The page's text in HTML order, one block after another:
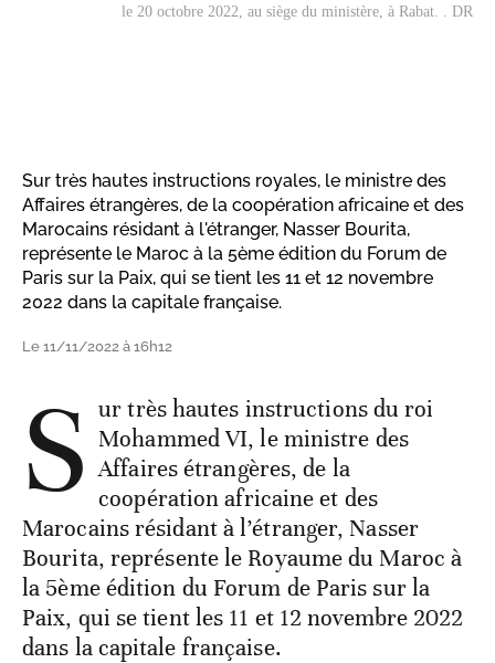
le 20 octobre 2022, au siège du ministère, à Rabat. . DR
Sur très hautes instructions royales, le ministre des
Affaires étrangères, de la coopération africaine et des
Marocains résidant à l'étranger, Nasser Bourita,
représente le Maroc à la 5ème édition du Forum de
Paris sur la Paix, qui se tient les 11 et 12 novembre
2022 dans la capitale française.
Le 11/11/2022 à 16h12
S ur très hautes instructions du roi
Mohammed VI, le ministre des
Affaires étrangères, de la
coopération africaine et des
Marocains résidant à l’étranger, Nasser
Bourita, représente le Royaume du Maroc à
la 5ème édition du Forum de Paris sur la
Paix, qui se tient les 11 et 12 novembre 2022
dans la capitale française.